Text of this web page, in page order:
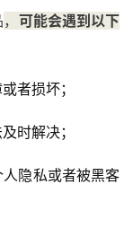
， 可能会遇到以下
者损坏；
时解决；
隐私或者被黑客